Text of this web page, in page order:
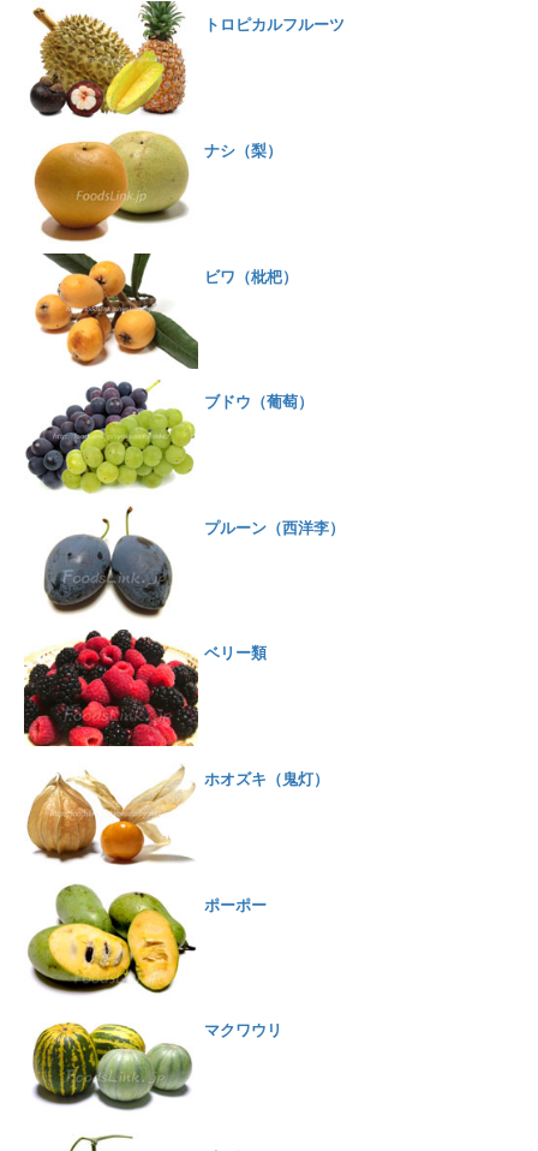
トロピカルフルーツ
ナシ（梨）
ビワ（枇杷）
ブドウ（葡萄）
プルーン（西洋李）
ベリー類
ホオズキ（鬼灯）
ポーポー
マクワウリ